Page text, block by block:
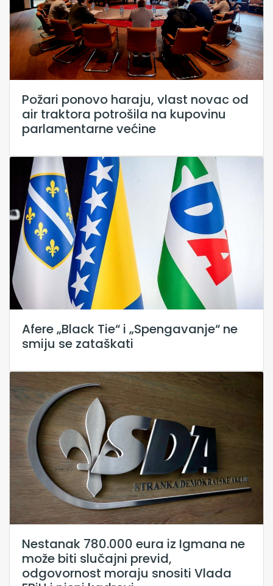
Požari ponovo haraju, vlast novac od
air traktora potrošila na kupovinu
parlamentarne većine
Afere „Black Tie“ i „Spengavanje“ ne
smiju se zataškati
Nestanak 780.000 eura iz Igmana ne
može biti slučajni previd,
odgovornost moraju snositi Vlada